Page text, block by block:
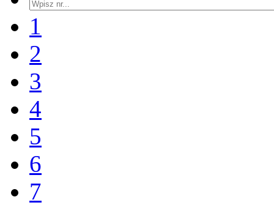
1
2
3
4
5
6
7